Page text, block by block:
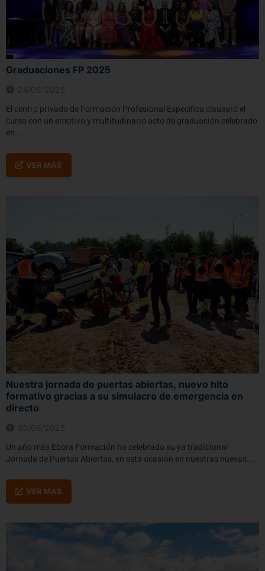
Graduaciones FP 2025​
El centro privado de Formación Profesional Específica clausuró el
curso con un emotivo y multitudinario acto de graduación celebrado
en...
VER MÁS
Nuestra jornada de puertas abiertas, nuevo hito
formativo gracias a su simulacro de emergencia en
directo
Un año más Ebora Formación ha celebrado su ya tradicional
Jornada de Puertas Abiertas, en esta ocasión en nuestras nuevas...
VER MÁS